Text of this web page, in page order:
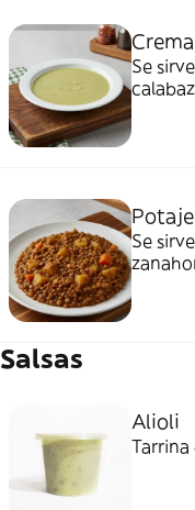
Se
Se
Salsas
Alioli
Tarrina